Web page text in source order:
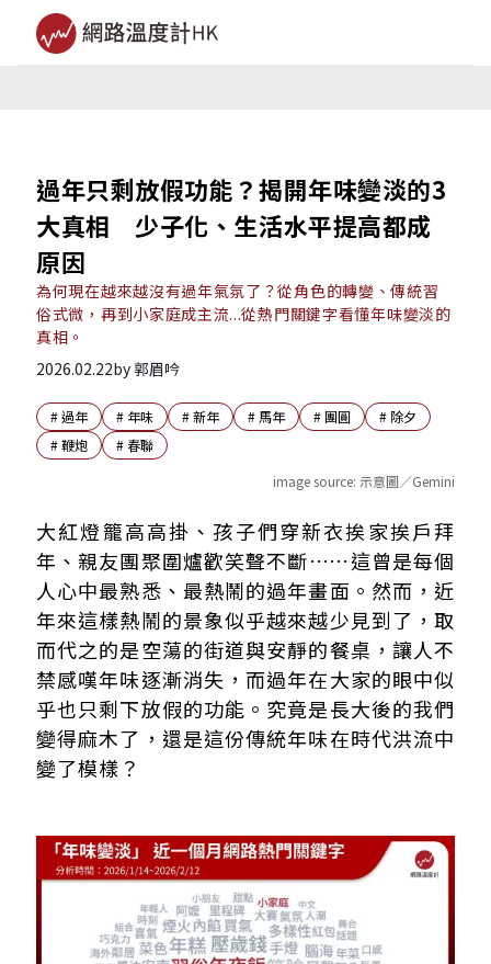
過年只剩放假功能？揭開年味變淡的3
大真相 少子化、生活水平提高都成
原因
為何現在越來越沒有過年氣氛了？從角色的轉變、傳統習
俗式微，再到小家庭成主流...從熱門關鍵字看懂年味變淡的
真相。
2026.02.22by郭眉吟
#過年 # 年味 #新年 # 馬年 # 團圓 # 除夕
#鞭炮 # 春聯
image source: 示意圖／Gemini
1.經濟與生活水平提高
2.年節習俗逐漸消失
3.少子化與親戚關係疏離
大紅燈籠高高掛、孩子們穿新衣挨家挨戶拜
年、親友團聚圍爐歡笑聲不斷……這曾是每個
人心中最熟悉、最熱鬧的過年畫面。然而，近
年來這樣熱鬧的景象似乎越來越少見到了，取
而代之的是空蕩的街道與安靜的餐桌，讓人不
禁感嘆年味逐漸消失，而過年在大家的眼中似
乎也只剩下放假的功能。究竟是長大後的我們
變得麻木了，還是這份傳統年味在時代洪流中
變了模樣？